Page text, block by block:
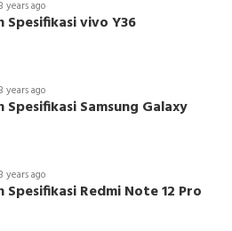
3 years ago
Spesifikasi vivo Y36
3 years ago
Spesifikasi Samsung Galaxy
3 years ago
Spesifikasi Redmi Note 12 Pro